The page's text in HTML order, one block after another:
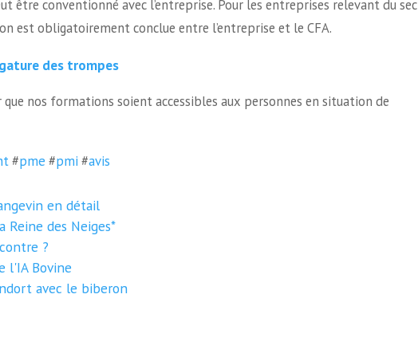
être conventionné avec l’entreprise. Pour les entreprises relevant du
est obligatoirement conclue entre l’entreprise et le CFA.
des trompes
nos formations soient accessibles aux personnes en situation de
#pme #pmi #avis
en détail
Reine des Neiges*
?
l'IA Bovine
avec le biberon